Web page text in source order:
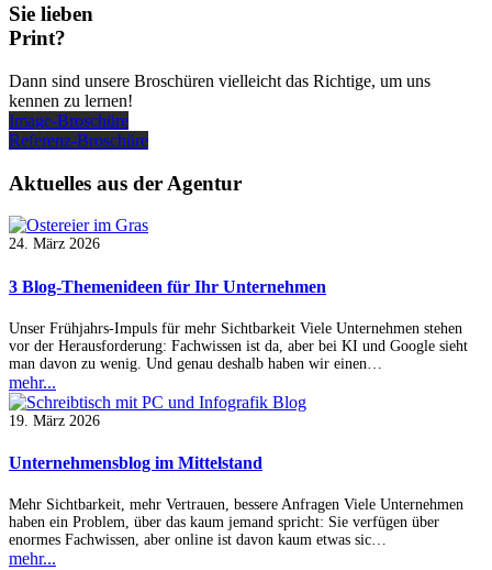
Sie lieben
Print?
Dann sind unsere Broschüren vielleicht das Richtige, um uns
kennen zu lernen!
Image-Broschüre
Referenz-Broschüre
Aktuelles aus der Agentur
24. März 2026
3 Blog-Themenideen für Ihr Unternehmen
Unser Frühjahrs-Impuls für mehr Sichtbarkeit Viele Unternehmen stehen
vor der Herausforderung: Fachwissen ist da, aber bei KI und Google sieht
man davon zu wenig. Und genau deshalb haben wir einen…
mehr...
19. März 2026
Unternehmensblog im Mittelstand
Mehr Sichtbarkeit, mehr Vertrauen, bessere Anfragen Viele Unternehmen
haben ein Problem, über das kaum jemand spricht: Sie verfügen über
enormes Fachwissen, aber online ist davon kaum etwas sic…
mehr...